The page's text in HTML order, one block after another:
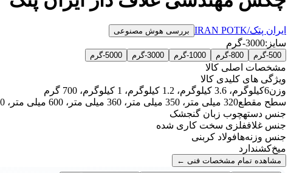
ایران پتک/IRAN POTK بررسی هوش مصنوعی
سایز:3000-گرم
500-گرم 800-گرم 1000-گرم 3000-گرم 5000-گرم
مشخصات اصلی کالا
ویژگی های کلیدی کالا
وزن6کیلوگرم، 3.6 کیلوگرم، 1.2 کیلوگرم، 1 کیلوگرم، 700 گرم
سطح مقطع320 میلی متر، 350 میلی متر، 360 میلی متر، 600 میلی متر، 800 میلی متر
جنس دستهچوب زبان گنجشک
جنس غلاففلزی سخت کاری شده
جنس وزنه‌هافولاد کربنی
میخ‌کشندارد
مشاهده تمام مشخصات فنی ←